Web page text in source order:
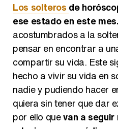
Los solteros de
ese estado en este mes.
acostumbrados a la
pensar en encontrar a
compartir su vida. Este
hecho a vivir su vida en
nadie y pudiendo hacer
quiera sin tener que dar
por ello quevan a